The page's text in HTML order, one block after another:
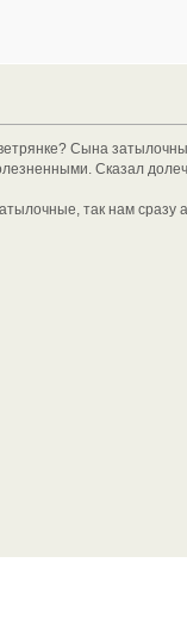
Сына
Сказал
так нам сразу